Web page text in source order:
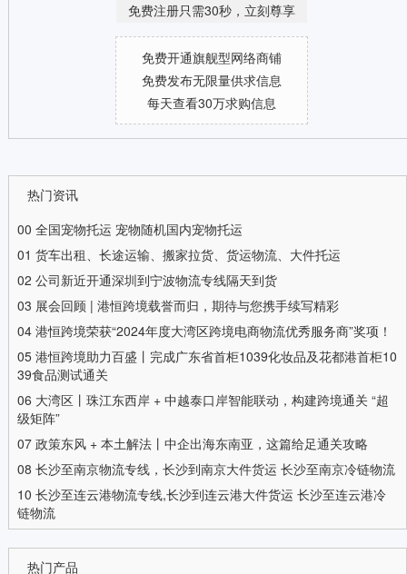
免费注册只需30秒，立刻尊享
免费开通旗舰型网络商铺
免费发布无限量供求信息
每天查看30万求购信息
热门资讯
00 全国宠物托运 宠物随机国内宠物托运
01 货车出租、长途运输、搬家拉货、货运物流、大件托运
02 公司新近开通深圳到宁波物流专线隔天到货
03 展会回顾 | 港恒跨境载誉而归，期待与您携手续写精彩
04 港恒跨境荣获“2024年度大湾区跨境电商物流优秀服务商”奖项！
05 港恒跨境助力百盛丨完成广东省首柜1039化妆品及花都港首柜10
39食品测试通关
06 大湾区丨珠江东西岸 + 中越泰口岸智能联动，构建跨境通关 “超
级矩阵”
07 政策东风 + 本土解法丨中企出海东南亚，这篇给足通关攻略
08 长沙至南京物流专线，长沙到南京大件货运 长沙至南京冷链物流
10 长沙至连云港物流专线,长沙到连云港大件货运 长沙至连云港冷
链物流
热门产品